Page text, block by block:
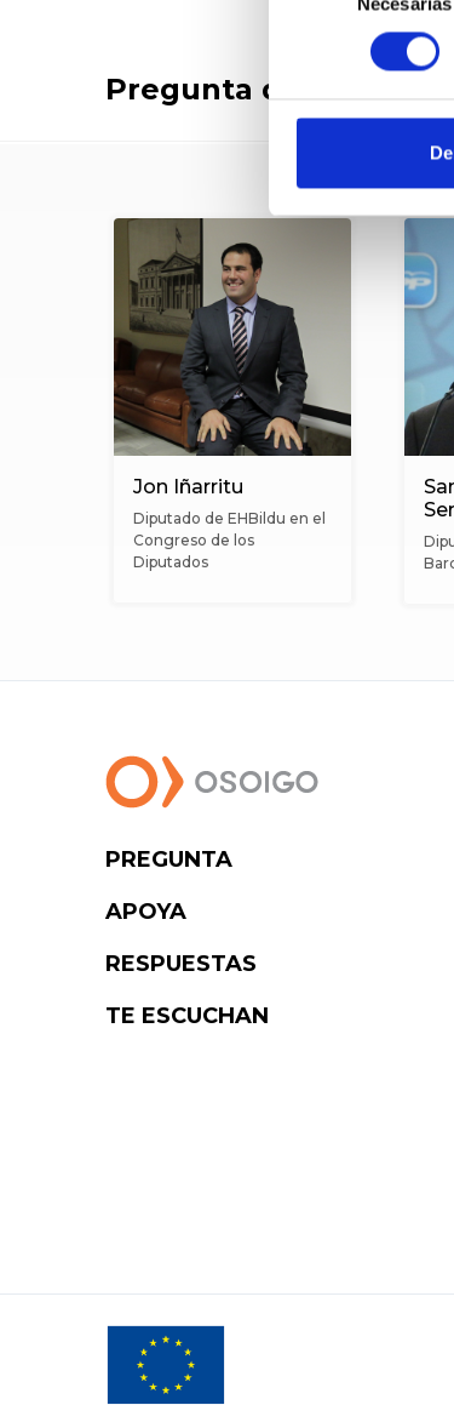
consentimiento
Pregunta dirigida a:
Jon Iñarritu
Diputado de EHBildu en el
Congreso de los
Diputados
PREGUNTA
APOYA
RESPUESTAS
TE ESCUCHAN